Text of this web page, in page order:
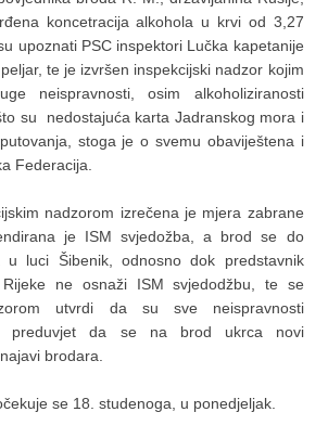
koncetracija alkohola u krvi od 3,27
upoznati PSC inspektori Lučka kapetanije
te je izvršen inspekcijski nadzor kojim
neispravnosti, osim alkoholiziranosti
su nedostajuća karta Jadranskog mora i
stoga je o svemu obaviještena i
Federacija.
nadzorom izrečena je mjera zabrane
je ISM svjedožba, a brod se do
u luci Šibenik, odnosno dok predstavnik
ne osnaži ISM svjedodžbu, te se
utvrdi da su sve neispravnosti
preduvjet da se na brod ukrca novi
brodara.
se 18. studenoga, u ponedjeljak.